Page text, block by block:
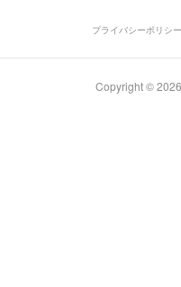
プライバシーポリシー
Copyright ©2026